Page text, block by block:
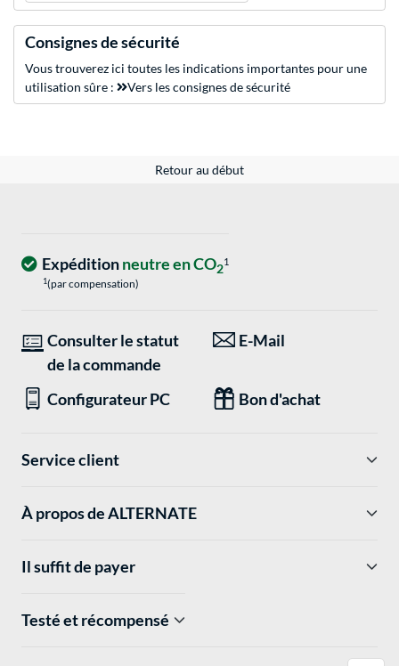
Consignes de sécurité
Vous trouverez ici toutes les indications importantes pour une
utilisation sûre :
Vers les consignes de sécurité
Retour au début
Expéditionneutre en CO21
1(par compensation)
Consulter le statut
de la commande
E-Mail
Configurateur PC Bon d'achat
Service client
À propos de ALTERNATE
Il suffit de payer
Testé et récompensé